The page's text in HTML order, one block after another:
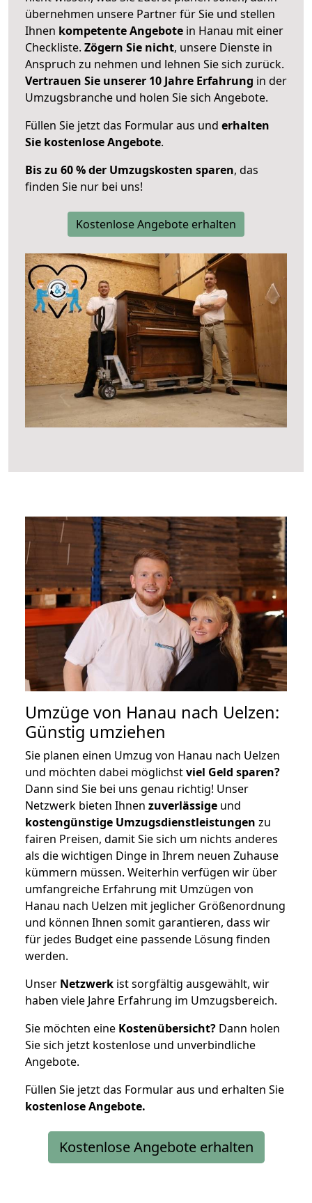
übernehmen unsere Partner für Sie und stellen
Ihnen kompetente Angebote in Hanau mit einer
Checkliste. Zögern Sie nicht, unsere Dienste in
Anspruch zu nehmen und lehnen Sie sich zurück.
Vertrauen Sie unserer 10 Jahre Erfahrung in der
Umzugsbranche und holen Sie sich Angebote.
Füllen Sie jetzt das Formular aus und erhalten
Sie kostenlose Angebote.
Bis zu 60 % der Umzugskosten sparen, das
finden Sie nur bei uns!
Kostenlose Angebote erhalten
Umzüge von Hanau nach Uelzen:
Günstig umziehen
Sie planen einen Umzug von Hanau nach Uelzen
und möchten dabei möglichstviel Geld sparen?
Dann sind Sie bei uns genau richtig! Unser
Netzwerk bieten Ihnen zuverlässige und
kostengünstige Umzugsdienstleistungen zu
fairen Preisen, damit Sie sich um nichts anderes
als die wichtigen Dinge in Ihrem neuen Zuhause
kümmern müssen. Weiterhin verfügen wir über
umfangreiche Erfahrung mit Umzügen von
Hanau nach Uelzen mit jeglicher Größenordnung
und können Ihnen somit garantieren, dass wir
für jedes Budget eine passende Lösung finden
werden.
Unser Netzwerk ist sorgfältig ausgewählt, wir
haben viele Jahre Erfahrung im Umzugsbereich.
Sie möchten eine Kostenübersicht? Dann holen
Sie sich jetzt kostenlose und unverbindliche
Angebote.
Füllen Sie jetzt das Formular aus und erhalten Sie
kostenloseAngebote.
Kostenlose Angebote erhalten